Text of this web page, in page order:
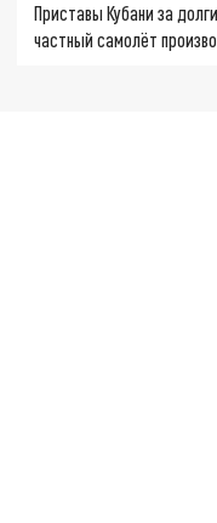
Приставы Кубани за
частный самолёт